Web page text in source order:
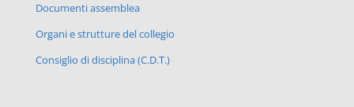
Documenti assemblea
Organi e strutture del collegio
Consiglio di disciplina (C.D.T.)